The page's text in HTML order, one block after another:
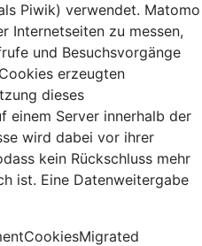
Piwik) verwendet. Matomo
Internetseiten zu messen,
und Besuchsvorgänge
erzeugten
dieses
einem Server innerhalb der
wird dabei vor ihrer
kein Rückschluss mehr
ist. Eine Datenweitergabe